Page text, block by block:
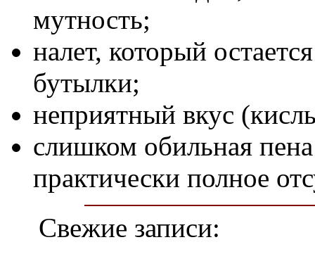
мутность;
налет, который
бутылки;
неприятный вкус
слишком обильная
практически полное
Свежие записи: